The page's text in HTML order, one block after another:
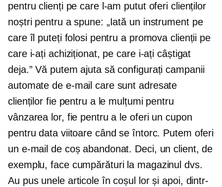
pentru clienți pe care l-am putut oferi clienților
noștri pentru a spune: „Iată un instrument pe
care îl puteți folosi pentru a promova clienții pe
care i-ați achiziționat, pe care i-ați câștigat
deja.” Vă putem ajuta să configurați campanii
automate de e-mail care sunt adresate
clienților fie pentru a le mulțumi pentru
vânzarea lor, fie pentru a le oferi un cupon
pentru data viitoare când se întorc. Putem oferi
un e-mail de coș abandonat. Deci, un client, de
exemplu, face cumpărături la magazinul dvs.
Au pus unele articole în coșul lor și apoi, dintr-